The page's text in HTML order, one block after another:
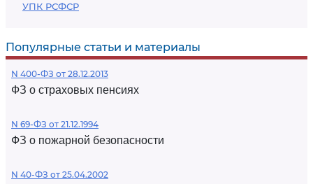
УПК РСФСР
Популярные статьи и материалы
N 400-ФЗ от 28.12.2013
ФЗ о страховых пенсиях
N 69-ФЗ от 21.12.1994
ФЗ о пожарной безопасности
N 40-ФЗ от 25.04.2002